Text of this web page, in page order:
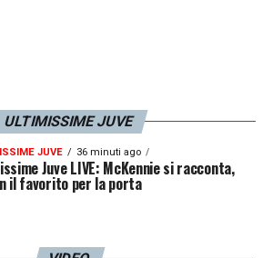
ULTIMISSIME JUVE
JUVE 36 minuti ago
Juve LIVE: McKennie si racconta,
il favorito per la porta